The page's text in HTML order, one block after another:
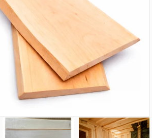
увеличить